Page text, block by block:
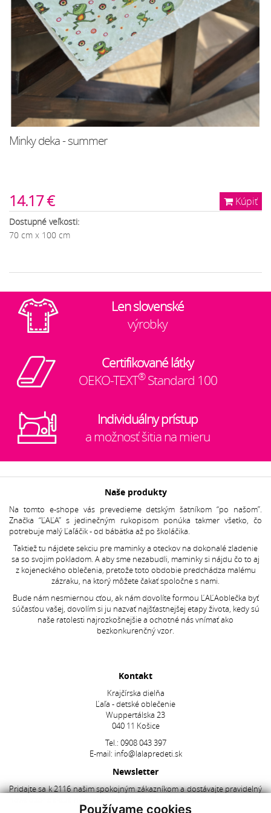
Používame cookies
Minky deka - summer
Kúpiť
14.17 €
Dostupné veľkosti:
70 cm x 100 cm
Len slovenské
výrobky
Certifikované látky
OEKO-TEXT®Standard 100
Individuálny prístup
a možnosť šitia na mieru
Naše produkty
Na tomto e-shope vás prevedieme detským šatníkom “po našom”.
Značka “ĽAĽA” s jedinečným rukopisom ponúka takmer všetko, čo
potrebuje malý Ľaľáčik - od bábätka až po školáčika.
Taktiež tu nájdete sekciu pre maminky a oteckov na dokonalé zladenie
sa so svojim pokladom. A aby sme nezabudli, maminky si nájdu čo to aj
z kojeneckého oblečenia, pretože toto obdobie predchádza malému
zázraku, na ktorý môžete čakať spoločne s nami.
Bude nám nesmiernou cťou, ak nám dovolíte formou ĽAĽAoblečka byť
súčasťou vašej, dovolím si ju nazvať najšťastnejšej etapy života, kedy sú
naše ratolesti najrozkošnejšie a ochotné nás vnímať ako
bezkonkurenčný vzor.
Kontakt
Krajčírska dielňa
Ľaľa - detské oblečenie
Wuppertálska 23
040 11 Košice
Tel.: 0908 043 397
E-mail: info@lalapredeti.sk
Newsletter
Pridajte sa k 2116 našim spokojným zákazníkom a dostávajte pravidelný